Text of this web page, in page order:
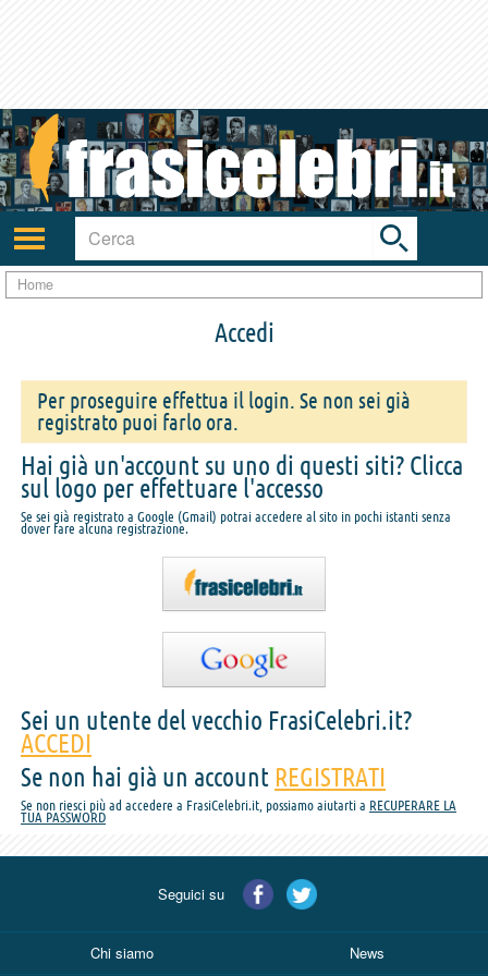
Attiva/disattiva
navigazione
Toggle
search
bar
Home
Accedi
Per proseguire effettua il login. Se non sei già
registrato puoi farlo ora.
Hai già un'account su uno di questi siti? Clicca
sul logo per effettuare l'accesso
Se sei già registrato a Google (Gmail) potrai accedere al sito in pochi istanti senza
dover fare alcuna registrazione.
Sei un utente del vecchio FrasiCelebri.it?
ACCEDI
Se non hai già un account REGISTRATI
Se non riesci più ad accedere a FrasiCelebri.it, possiamo aiutarti a RECUPERARE LA
TUA PASSWORD
Seguici su
Chi siamo News